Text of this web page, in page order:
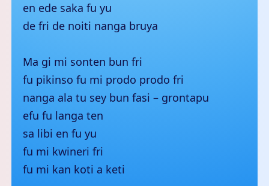
en ede saka fu yu
de fri de noiti nanga bruya
Ma gi mi sonten bun fri
fu pikinso fu mi prodo prodo fri
nanga ala tu sey bun fasi – grontapu
efu fu langa ten
sa libi en fu yu
fu mi kwineri fri
fu mi kan koti a keti